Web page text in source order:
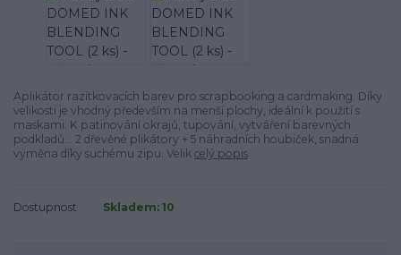
Aplikátor razítkovacích barev pro scrapbooking a cardmaking. Díky
velikosti je vhodný především na menší plochy, ideální k použití s
maskami. K patinování okrajů, tupování, vytváření barevných
podkladů... 2 dřevěné plikátory + 5 náhradních houbiček, snadná
výměna díky suchému zipu. Velik celý popis
Dostupnost Skladem: 10